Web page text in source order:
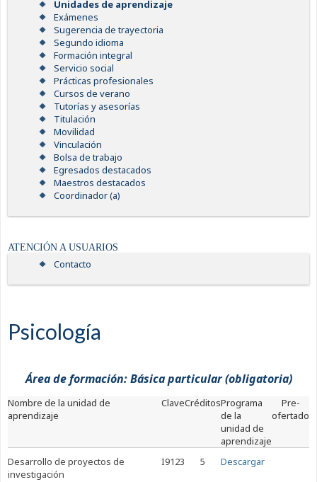
Unidades de aprendizaje
Exámenes
Sugerencia de trayectoria
Segundo idioma
Formación integral
Servicio social
Prácticas profesionales
Cursos de verano
Tutorías y asesorías
Titulación
Movilidad
Vinculación
Bolsa de trabajo
Egresados destacados
Maestros destacados
Coordinador (a)
ATENCIÓN A USUARIOS
Contacto
Psicología
Área de formación: Básica particular (obligatoria)
nombre de la unidad de
aprendizaje
ClaveCréditosPrograma
de la
unidad de
aprendizaje
Pre-
ofertado
desarrollo de proyectos de
investigación
I9123 5 Descargar